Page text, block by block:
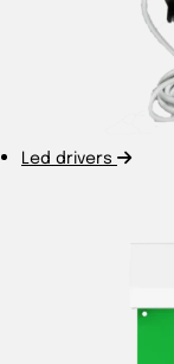
Led drivers